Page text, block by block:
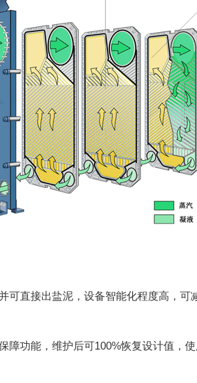
直接出盐泥，设备智能化程度高，可
功能，维护后可100%恢复设计值，使